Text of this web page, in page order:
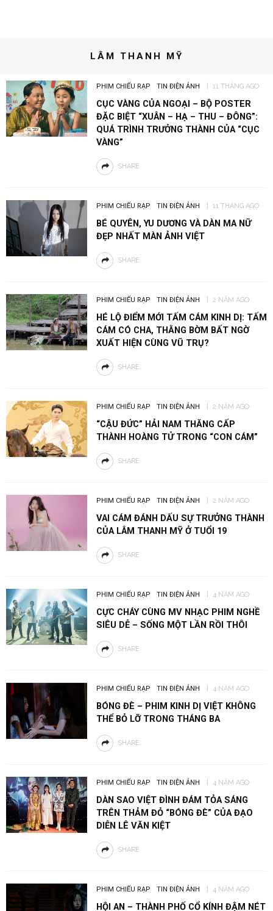
LÂM THANH MỸ
PHIM CHIẾU RẠP TIN ĐIỆN ẢNH 11 THÁNG AGO
CỤC VÀNG CỦA NGOẠI – BỘ POSTER
ĐẶC BIỆT “XUÂN – HẠ – THU – ĐÔNG”:
QUÁ TRÌNH TRƯỞNG THÀNH CỦA “CỤC
VÀNG”
SHARE
PHIM CHIẾU RẠP TIN ĐIỆN ẢNH 11 THÁNG AGO
BÉ QUYÊN, YU DƯƠNG VÀ DÀN MA NỮ
ĐẸP NHẤT MÀN ẢNH VIỆT
SHARE
PHIM CHIẾU RẠP TIN ĐIỆN ẢNH 2 NĂM AGO
HÉ LỘ ĐIỂM MỚI TẤM CÁM KINH DỊ: TẤM
CÁM CÓ CHA, THẰNG BỜM BẤT NGỜ
XUẤT HIỆN CÙNG VŨ TRỤ?
SHARE
PHIM CHIẾU RẠP TIN ĐIỆN ẢNH 2 NĂM AGO
“CẬU ĐỨC” HẢI NAM THĂNG CẤP
THÀNH HOÀNG TỬ TRONG “CON CÁM”
SHARE
PHIM CHIẾU RẠP TIN ĐIỆN ẢNH 2 NĂM AGO
VAI CÁM ĐÁNH DẤU SỰ TRƯỞNG THÀNH
CỦA LÂM THANH MỸ Ở TUỔI 19
SHARE
PHIM CHIẾU RẠP TIN ĐIỆN ẢNH 4 NĂM AGO
CỰC CHÁY CÙNG MV NHẠC PHIM NGHỀ
SIÊU DỄ – SỐNG MỘT LẦN RỒI THÔI
SHARE
PHIM CHIẾU RẠP TIN ĐIỆN ẢNH 4 NĂM AGO
BÓNG ĐÈ – PHIM KINH DỊ VIỆT KHÔNG
THỂ BỎ LỠ TRONG THÁNG BA
SHARE
PHIM CHIẾU RẠP TIN ĐIỆN ẢNH 4 NĂM AGO
DÀN SAO VIỆT ĐÌNH ĐÁM TỎA SÁNG
TRÊN THẢM ĐỎ “BÓNG ĐÈ” CỦA ĐẠO
DIỄN LÊ VĂN KIỆT
SHARE
PHIM CHIẾU RẠP TIN ĐIỆN ẢNH 4 NĂM AGO
HỘI AN – THÀNH PHỐ CỔ KÍNH ĐẬM NÉT